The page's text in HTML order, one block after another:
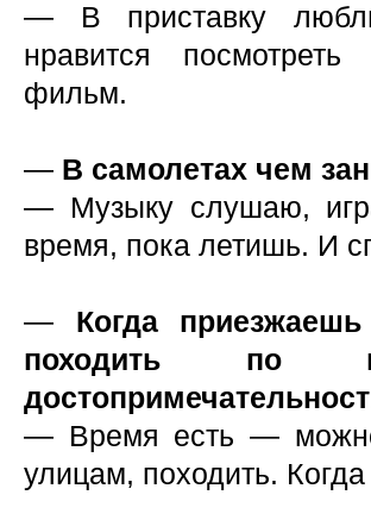
— В приставку
нравится посмотреть
фильм.
— В самолетах чем
— Музыку слушаю,
время, пока летишь. И
— Когда
походить по
— Время есть — можно
улицам, походить.